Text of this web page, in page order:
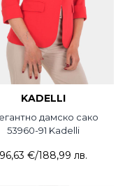
KADELLI
дамско сако
53960-91 Kadelli
96,63 €/188,99 лв.